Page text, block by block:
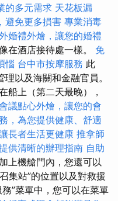
的多元需求 天花板漏
避免更多損害 專業消毒
婚禮外燴，讓您的婚禮
在酒店接待處一樣。 免
惱 台中市按摩服務 此
以及海關和金融官員。
船上（第二天最晚），
議點心外燴，讓您的會
，為您提供健康、舒適
長者生活更健康 推拿師
供清晰的辦理指南 自助
上機艙門內，您還可以
集站”的位置以及對救援
”菜單中，您可以在菜單